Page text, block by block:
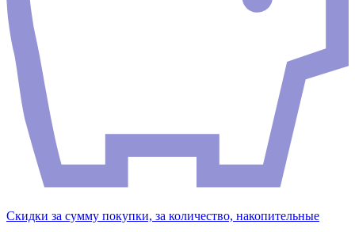
Скидки за сумму покупки, за количество, накопительные